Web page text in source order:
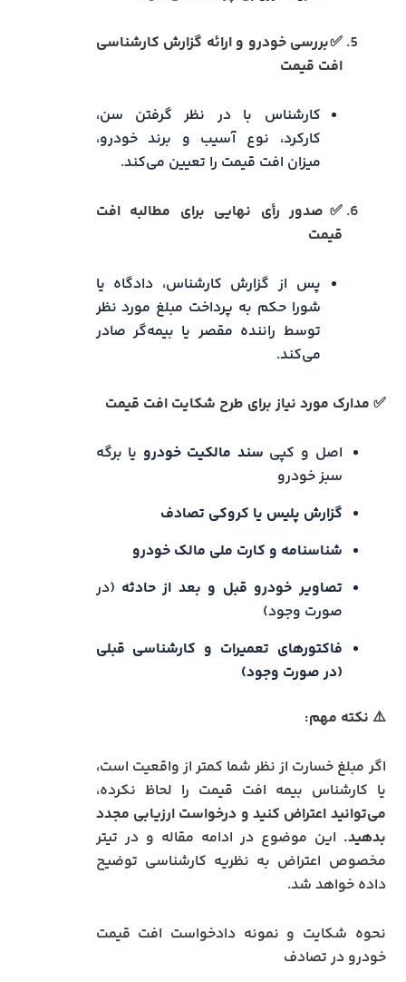
✅بررسی خودرو و ارائه گزارش کارشناسی
افت قیمت
کارشناس با در نظر گرفتن سن،
کارکرد، نوع آسیب و برند خودرو،
میزان افت قیمت را تعیین می‌کند.
✅صدور رأی نهایی برای مطالبه افت
قیمت
پس از گزارش کارشناس، دادگاه یا
شورا حکم به پرداخت مبلغ مورد نظر
توسط راننده مقصر یا بیمه‌گر صادر
می‌کند.
✅ مدارک مورد نیاز برای طرح شکایت افت قیمت
اصل و کپی سند مالکیت خودرو یا برگه
سبز خودرو
گزارش پلیس یا کروکی تصادف
شناسنامه و کارت ملی مالک خودرو
تصاویر خودرو قبل و بعد از حادثه (در
صورت وجود)
فاکتورهای تعمیرات و کارشناسی قبلی
(در صورت وجود)
⚠️ نکته مهم:
اگر مبلغ خسارت از نظر شما کمتر از واقعیت است،
یا کارشناس بیمه افت قیمت را لحاظ نکرده،
می‌توانید اعتراض کنید و درخواست ارزیابی مجدد
بدهید. این موضوع در ادامه مقاله و در تیتر
مخصوص اعتراض به نظریه کارشناسی توضیح
داده خواهد شد.
نحوه شکایت و نمونه دادخواست افت قیمت
خودرو در تصادف